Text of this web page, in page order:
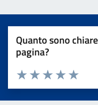
Quanto sono
pagina?
Valuta 5
Valuta 4
Valuta 3 stelle
Valuta 2 stelle su 5
Valuta 1 stelle su 5